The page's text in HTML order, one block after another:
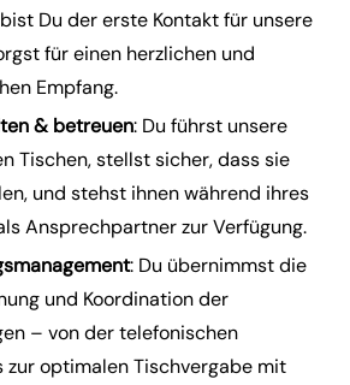
Du der erste Kontakt für unsere
für einen herzlichen und
Empfang.
& betreuen: Du führst unsere
Tischen, stellst sicher, dass sie
und stehst ihnen während ihres
Ansprechpartner zur Verfügung.
: Du übernimmst die
und Koordination der
– von der telefonischen
zur optimalen Tischvergabe mit